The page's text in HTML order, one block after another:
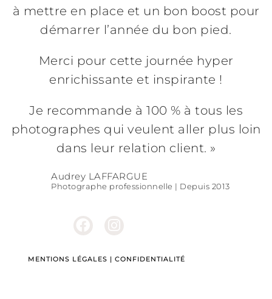
à mettre en place et un bon boost pour
démarrer l’année du bon pied.
Merci pour cette journée hyper
enrichissante et inspirante !
Je recommande à 100 % à tous les
photographes qui veulent aller plus loin
dans leur relation client. »
Audrey LAFFARGUE
Photographe professionnelle | Depuis 2013
MENTIONS LÉGALES CONFIDENTIALITÉ